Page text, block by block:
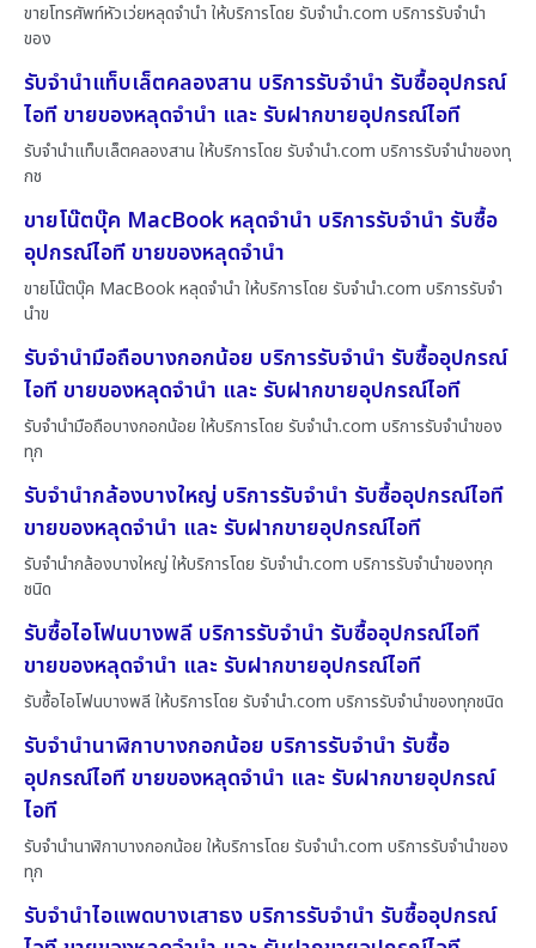
ขายโทรศัพท์หัวเว่ยหลุดจำนำ ให้บริการโดย รับจํานํา.com บริการรับจำนำ
ของ
รับจำนำแท็บเล็ตคลองสาน บริการรับจำนำ รับซื้ออุปกรณ์
ไอที ขายของหลุดจำนำ และ รับฝากขายอุปกรณ์ไอที
รับจำนำแท็บเล็ตคลองสาน ให้บริการโดย รับจํานํา.com บริการรับจำนำของทุ
กช
ขายโน๊ตบุ๊ค MacBook หลุดจำนำ บริการรับจำนำ รับซื้อ
อุปกรณ์ไอที ขายของหลุดจำนำ
ขายโน๊ตบุ๊ค MacBook หลุดจำนำ ให้บริการโดย รับจํานํา.com บริการรับจำ
นำข
รับจำนำมือถือบางกอกน้อย บริการรับจำนำ รับซื้ออุปกรณ์
ไอที ขายของหลุดจำนำ และ รับฝากขายอุปกรณ์ไอที
รับจำนำมือถือบางกอกน้อย ให้บริการโดย รับจํานํา.com บริการรับจำนำของ
ทุก
รับจำนำกล้องบางใหญ่ บริการรับจำนำ รับซื้ออุปกรณ์ไอที
ขายของหลุดจำนำ และ รับฝากขายอุปกรณ์ไอที
รับจำนำกล้องบางใหญ่ ให้บริการโดย รับจํานํา.com บริการรับจำนำของทุก
ชนิด
รับซื้อไอโฟนบางพลี บริการรับจำนำ รับซื้ออุปกรณ์ไอที
ขายของหลุดจำนำ และ รับฝากขายอุปกรณ์ไอที
รับซื้อไอโฟนบางพลี ให้บริการโดย รับจํานํา.com บริการรับจำนำของทุกชนิด
รับจำนำนาฬิกาบางกอกน้อย บริการรับจำนำ รับซื้อ
อุปกรณ์ไอที ขายของหลุดจำนำ และ รับฝากขายอุปกรณ์
ไอที
รับจำนำนาฬิกาบางกอกน้อย ให้บริการโดย รับจํานํา.com บริการรับจำนำของ
ทุก
รับจำนำไอแพดบางเสาธง บริการรับจำนำ รับซื้ออุปกรณ์